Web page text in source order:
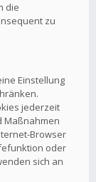
die
zu
Einstellung
jederzeit
Maßnahmen
Browser
oder
sich an